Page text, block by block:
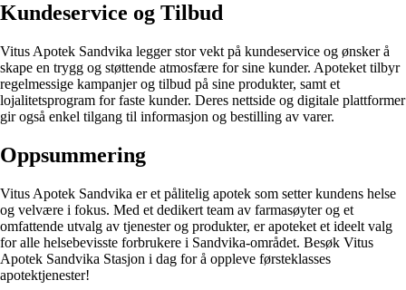
Kundeservice og Tilbud
Vitus Apotek Sandvika legger stor vekt på kundeservice og ønsker å
skape en trygg og støttende atmosfære for sine kunder. Apoteket tilbyr
regelmessige kampanjer og tilbud på sine produkter, samt et
lojalitetsprogram for faste kunder. Deres nettside og digitale plattformer
gir også enkel tilgang til informasjon og bestilling av varer.
Oppsummering
Vitus Apotek Sandvika er et pålitelig apotek som setter kundens helse
og velvære i fokus. Med et dedikert team av farmasøyter og et
omfattende utvalg av tjenester og produkter, er apoteket et ideelt valg
for alle helsebevisste forbrukere i Sandvika-området. Besøk Vitus
Apotek Sandvika Stasjon i dag for å oppleve førsteklasses
apotektjenester!